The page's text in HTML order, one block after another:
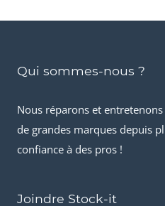
Qui sommes-nous ?
Nous réparons et
de grandes marques depuis
confiance à des pros !
Joindre Stock-it